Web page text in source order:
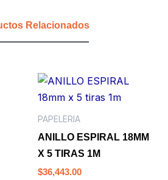
Relacionados
PAPELERIA
ANILLO ESPIRAL 18MM
X 5 TIRAS 1M
$36,443.00